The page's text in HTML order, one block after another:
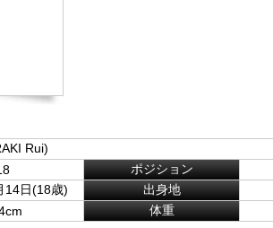
Rui)
ポジション
14日(18歳)
出身地
体重